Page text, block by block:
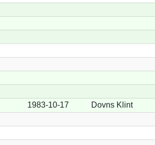
1983-10-17 Dovns Klint